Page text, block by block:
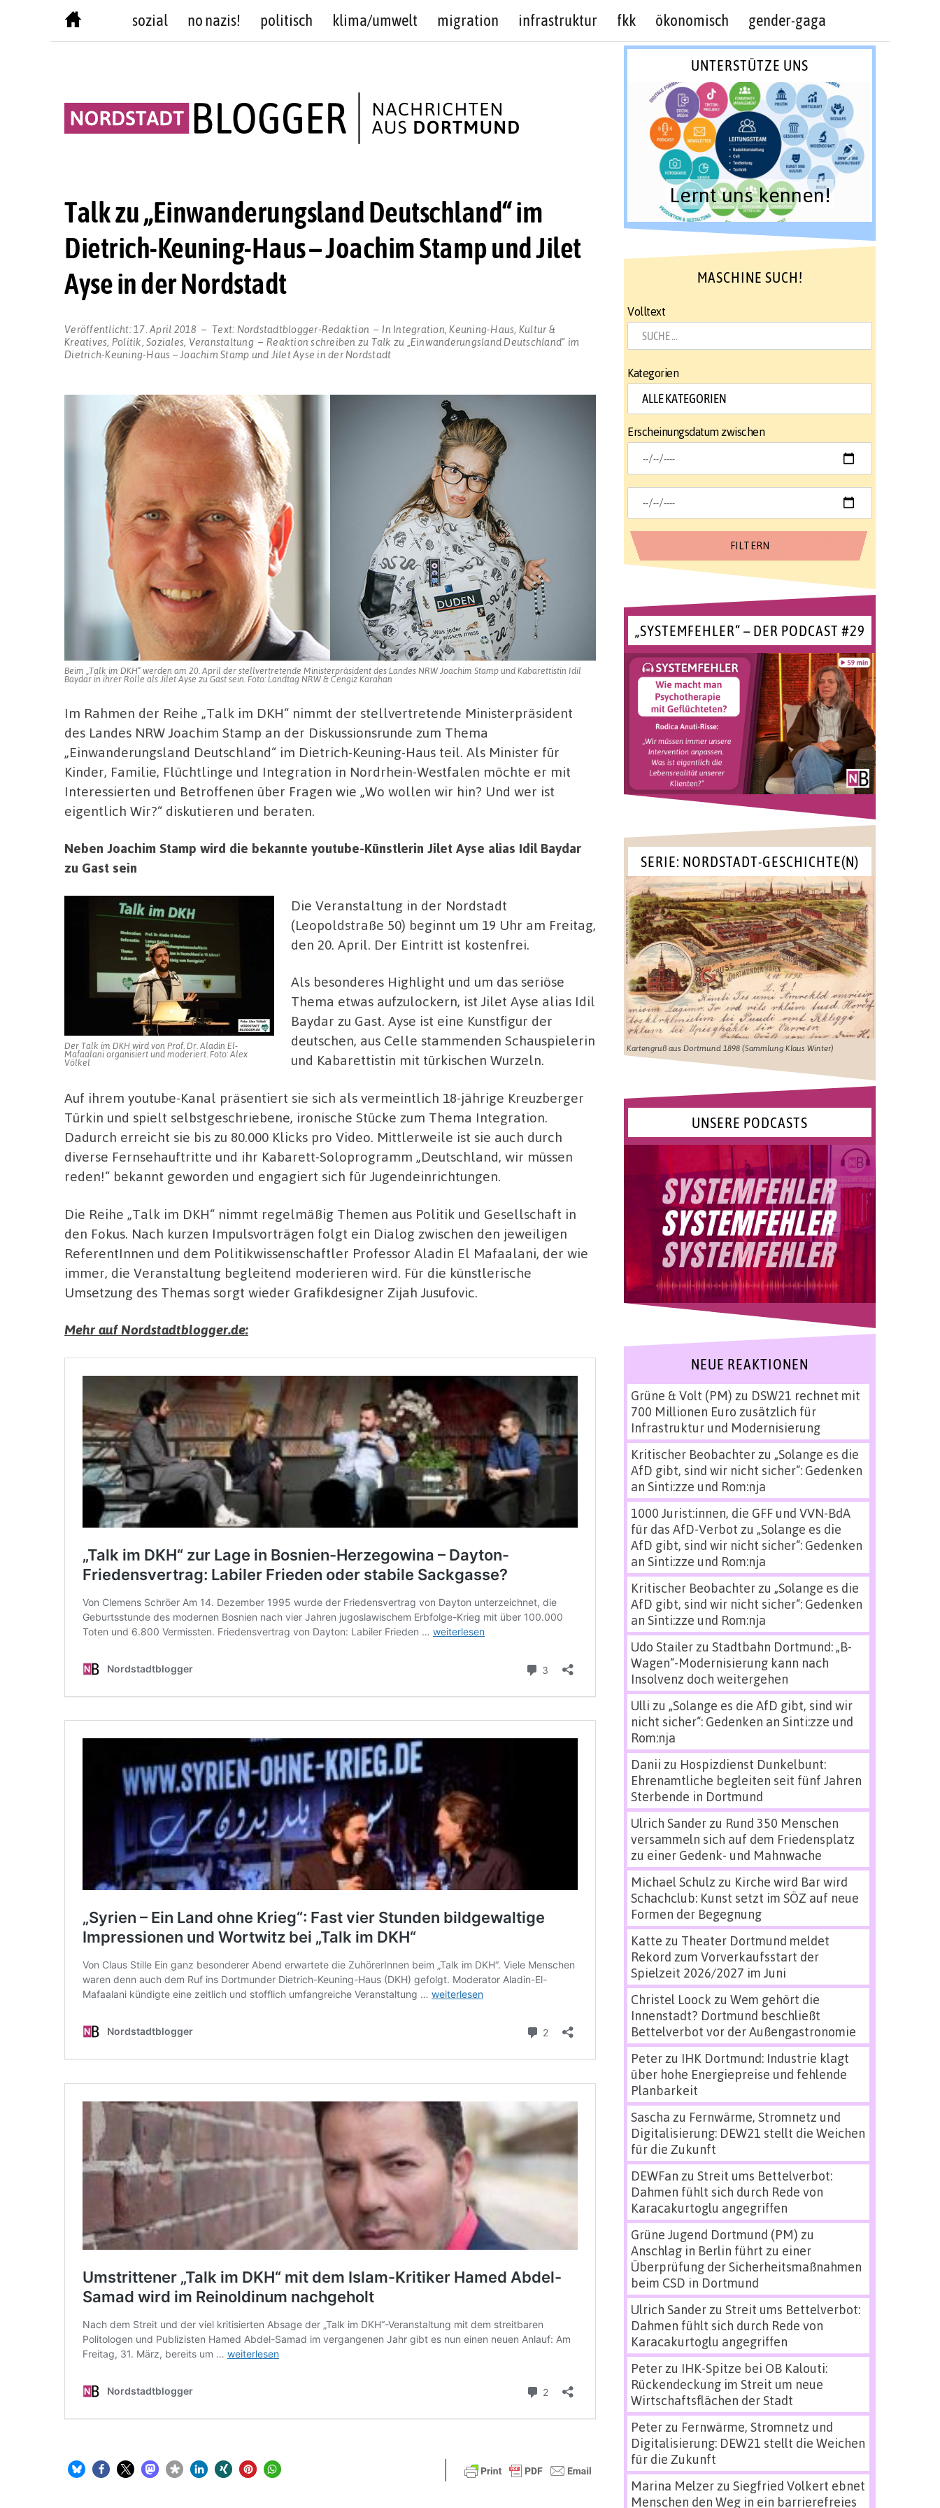
sozial no nazis! politisch klima/umwelt migration infrastruktur fkk ökonomisch gender-gaga
Talk zu „Einwanderungsland Deutschland“ im
Dietrich-Keuning-Haus – Joachim Stamp und Jilet
Ayse in der Nordstadt
Veröffentlicht: 17. April 2018 Text: Nordstadtblogger-Redaktion In Integration Keuning-Haus Kultur &
Kreatives Politik Soziales Veranstaltung Reaktion schreiben zu Talk zu „Einwanderungsland Deutschland“ im
Dietrich-Keuning-Haus – Joachim Stamp und Jilet Ayse in der Nordstadt
Beim „Talk im DKH“ werden am 20. April der stellvertretende Ministerpräsident des Landes NRW Joachim Stamp und Kabarettistin Idil
Baydar in ihrer Rolle als Jilet Ayse zu Gast sein. Foto: Landtag NRW & Cengiz Karahan
Im Rahmen der Reihe „Talk im DKH“ nimmt der stellvertretende Ministerpräsident
des Landes NRW Joachim Stamp an der Diskussionsrunde zum Thema
„Einwanderungsland Deutschland“ im Dietrich-Keuning-Haus teil. Als Minister für
Kinder, Familie, Flüchtlinge und Integration in Nordrhein-Westfalen möchte er mit
Interessierten und Betroffenen über Fragen wie „Wo wollen wir hin? Und wer ist
eigentlich Wir?“ diskutieren und beraten.
Neben Joachim Stamp wird die bekannte youtube-Künstlerin Jilet Ayse alias Idil Baydar
zu Gast sein
Der Talk im DKH wird von Prof. Dr. Aladin El-
Mafaalani organisiert und moderiert. Foto: Alex
Völkel
Die Veranstaltung in der Nordstadt
(Leopoldstraße 50) beginnt um 19 Uhr am Freitag,
den 20. April. Der Eintritt ist kostenfrei.
Als besonderes Highlight und um das seriöse
Thema etwas aufzulockern, ist Jilet Ayse alias Idil
Baydar zu Gast. Ayse ist eine Kunstfigur der
deutschen, aus Celle stammenden Schauspielerin
und Kabarettistin mit türkischen Wurzeln.
Auf ihrem youtube-Kanal präsentiert sie sich als vermeintlich 18-jährige Kreuzberger
Türkin und spielt selbstgeschriebene, ironische Stücke zum Thema Integration.
Dadurch erreicht sie bis zu 80.000 Klicks pro Video. Mittlerweile ist sie auch durch
diverse Fernsehauftritte und ihr Kabarett-Soloprogramm „Deutschland, wir müssen
reden!“ bekannt geworden und engagiert sich für Jugendeinrichtungen.
Die Reihe „Talk im DKH“ nimmt regelmäßig Themen aus Politik und Gesellschaft in
den Fokus. Nach kurzen Impulsvorträgen folgt ein Dialog zwischen den jeweiligen
ReferentInnen und dem Politikwissenschaftler Professor Aladin El Mafaalani, der wie
immer, die Veranstaltung begleitend moderieren wird. Für die künstlerische
Umsetzung des Themas sorgt wieder Grafikdesigner Zijah Jusufovic.
Mehr auf Nordstadtblogger.de:
UNTERSTÜTZE UNS
Lernt uns kennen!
MASCHINE SUCH!
Volltext
Kategorien
Erscheinungsdatum zwischen
„SYSTEMFEHLER“ – DER PODCAST #29
SERIE: NORDSTADT-GESCHICHTE(N)
Kartengruß aus Dortmund 1898 (Sammlung Klaus Winter)
UNSERE PODCASTS
NEUE REAKTIONEN
Grüne & Volt (PM) zu DSW21 rechnet mit
700 Millionen Euro zusätzlich für
Infrastruktur und Modernisierung
Kritischer Beobachterzu „Solange es die
AfD gibt, sind wir nicht sicher“: Gedenken
an Sinti:zze und Rom:nja
1000 Jurist:innen, die GFF und VVN-BdA
für das AfD-Verbot zu „Solange es die
AfD gibt, sind wir nicht sicher“: Gedenken
an Sinti:zze und Rom:nja
Kritischer Beobachterzu „Solange es die
AfD gibt, sind wir nicht sicher“: Gedenken
an Sinti:zze und Rom:nja
Udo Stailerzu Stadtbahn Dortmund: „B-
Wagen“-Modernisierung kann nach
Insolvenz doch weitergehen
Ulli zu „Solange es die AfD gibt, sind wir
nicht sicher“: Gedenken an Sinti:zze und
Rom:nja
Danii zu Hospizdienst Dunkelbunt:
Ehrenamtliche begleiten seit fünf Jahren
Sterbende in Dortmund
Ulrich Sanderzu Rund 350 Menschen
versammeln sich auf dem Friedensplatz
zu einer Gedenk- und Mahnwache
Michael Schulz zu Kirche wird Bar wird
Schachclub: Kunst setzt im SÖZ auf neue
Formen der Begegnung
Katte zu Theater Dortmund meldet
Rekord zum Vorverkaufsstart der
Spielzeit 2026/2027 im Juni
Christel Loock zu Wem gehört die
Innenstadt? Dortmund beschließt
Bettelverbot vor der Außengastronomie
Peterzu IHK Dortmund: Industrie klagt
über hohe Energiepreise und fehlende
Planbarkeit
Sascha zu Fernwärme, Stromnetz und
Digitalisierung: DEW21 stellt die Weichen
für die Zukunft
DEWFan zu Streit ums Bettelverbot:
Dahmen fühlt sich durch Rede von
Karacakurtoglu angegriffen
Grüne Jugend Dortmund (PM) zu
Anschlag in Berlin führt zu einer
Überprüfung der Sicherheitsmaßnahmen
beim CSD in Dortmund
Ulrich Sanderzu Streit ums Bettelverbot:
Dahmen fühlt sich durch Rede von
Karacakurtoglu angegriffen
Peterzu IHK-Spitze bei OB Kalouti:
Rückendeckung im Streit um neue
Wirtschaftsflächen der Stadt
Peterzu Fernwärme, Stromnetz und
Digitalisierung: DEW21 stellt die Weichen
für die Zukunft
Marina Melzerzu Siegfried Volkert ebnet
Menschen den Weg in ein barrierefreies